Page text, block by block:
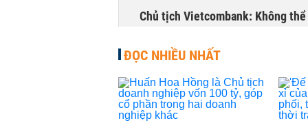
Chủ tịch Vietcombank: Không
Hàng trăm người sập bẫy nhà ở
NHÀ ĐẤT - 1 phút trước
ĐỌC NHIỀU NHẤT